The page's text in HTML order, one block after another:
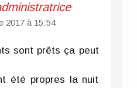
2017 à 15:54
sont prêts ça peut
été propres la nuit